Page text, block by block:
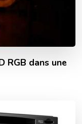
RGB dans une